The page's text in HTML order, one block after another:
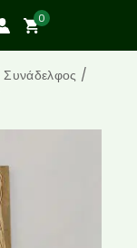
0
Συνάδελφος /